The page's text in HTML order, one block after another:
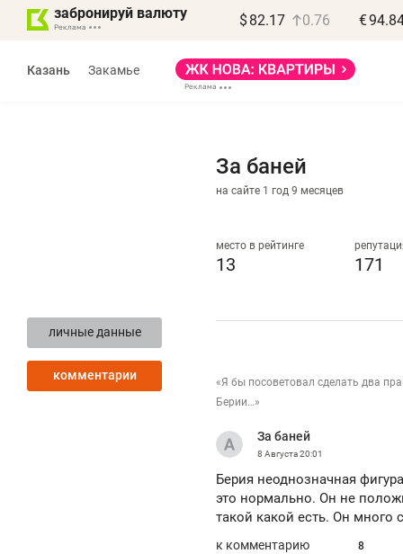
забронируй валюту $ 82.17 0.76 €
Казань Закамье
личные данные
комментарии
За баней
на сайте 1 год 9 месяцев
место в рейтинге
13 171
«Я бы посоветовал сделать два
Берии…»
За баней
8 Августа20:01
Берия неоднозначная
это нормально. Он не
такой какой есть. Он много
к комментарию 8
МАРТ
правил, бизнес может
потерять минимум
полгода»
Как бизнесу выйти на зарубежные
чем интересен Оман?